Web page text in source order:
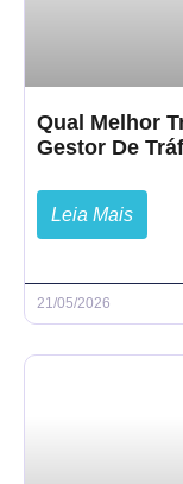
Qual Melhor
Gestor De
Leia Mais
21/05/2026